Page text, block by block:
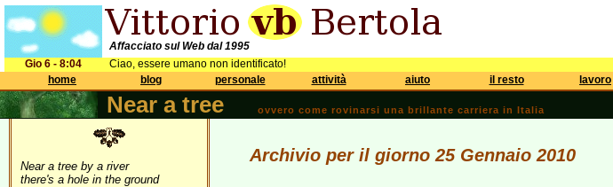
Affacciato sul Web dal 1995
Gio 6 - 8:04
Ciao, essere umano non identificato!
home
blog personale attività aiuto il resto lavoro
Near a tree ovvero come rovinarsi una brillante carriera in Italia
Near a tree by a river
there's a hole in the ground
Archivio per il giorno 25 Gennaio 2010